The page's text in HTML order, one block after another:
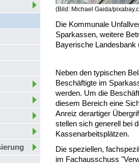
(Bild: Michael Gaida/
Die Kommunale
Sparkassen, weitere
Bayerische
Neben den typischen
Beschäftigte im
werden. Um die
diesem Bereich eine
Anreiz derartiger
stellen sich generell bei
Kassenarbeitsplätzen.
Die speziellen,
im Fachausschuss